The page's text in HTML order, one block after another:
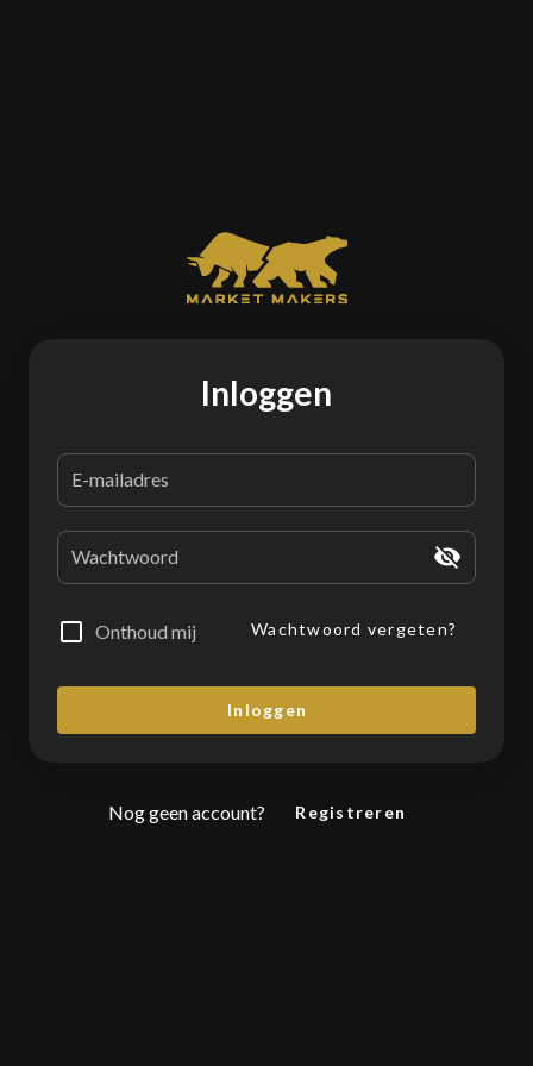
Inloggen
E-mailadres
Wachtwoord
Onthoud mij Wachtwoord vergeten?
Inloggen
Nog geen account? Registreren